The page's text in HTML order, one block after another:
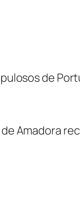
de
Amadora